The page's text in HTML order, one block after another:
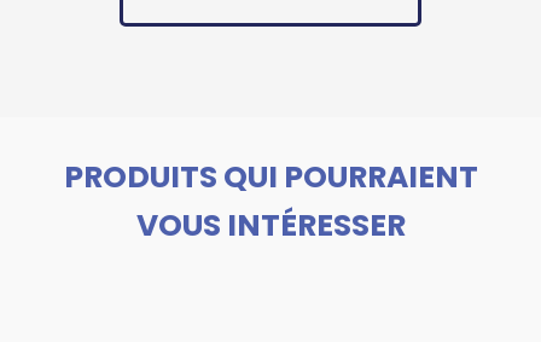
PRODUITS QUI POURRAIENT
VOUS INTÉRESSER